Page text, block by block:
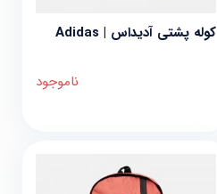
کوله پشتی آدیداس | Adidas
ناموجود